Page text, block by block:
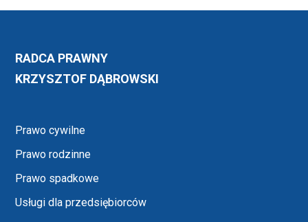
RADCA PRAWNY
KRZYSZTOF DĄBROWSKI
Prawo cywilne
Prawo rodzinne
Prawo spadkowe
Usługi dla przedsiębiorców